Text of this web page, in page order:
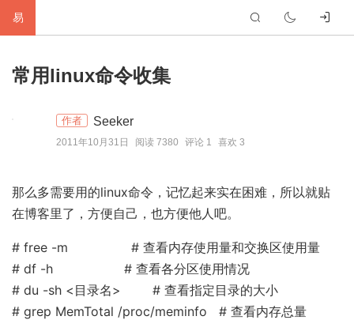
易
生
建
硬
常用linux命令收集
作者 Seeker
2011年10月31日 阅读 7380 评论 1 喜欢 3
那么多需要用的linux命令，记忆起来实在困难，所以就贴
在博客里了，方便自己，也方便他人吧。
# free -m # 查看内存使用量和交换区使用量
# df -h # 查看各分区使用情况
# du -sh <目录名> # 查看指定目录的大小
# grep MemTotal /proc/meminfo # 查看内存总量